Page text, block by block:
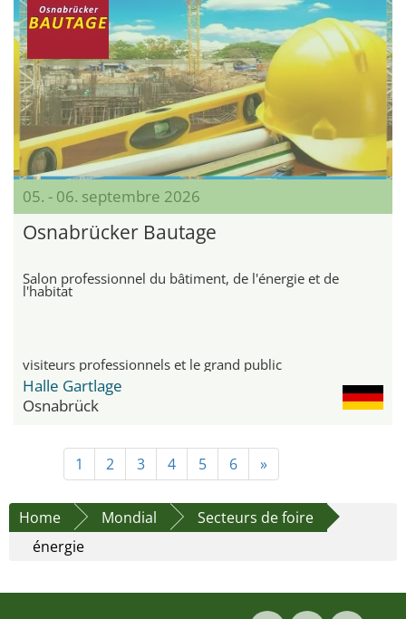
05. - 06. septembre 2026
Osnabrücker Bautage
Salon professionnel du bâtiment, de l'énergie et de
l'habitat
visiteurs professionnels et le grand public
Halle Gartlage
Osnabrück
1 2 3 4 5 6 »
Home Mondial
Secteurs de foire
énergie